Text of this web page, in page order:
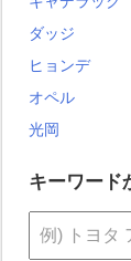
ダッジ
ヒョンデ
オペル
光岡
キーワード